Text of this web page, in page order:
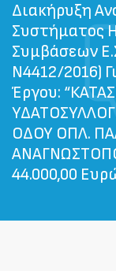
Διακήρυξη
Συστήματος
Συμβάσεων
Ν4412/2016)
Έργου:
ΟΔΟΥ ΟΠΛ.
44.000,00